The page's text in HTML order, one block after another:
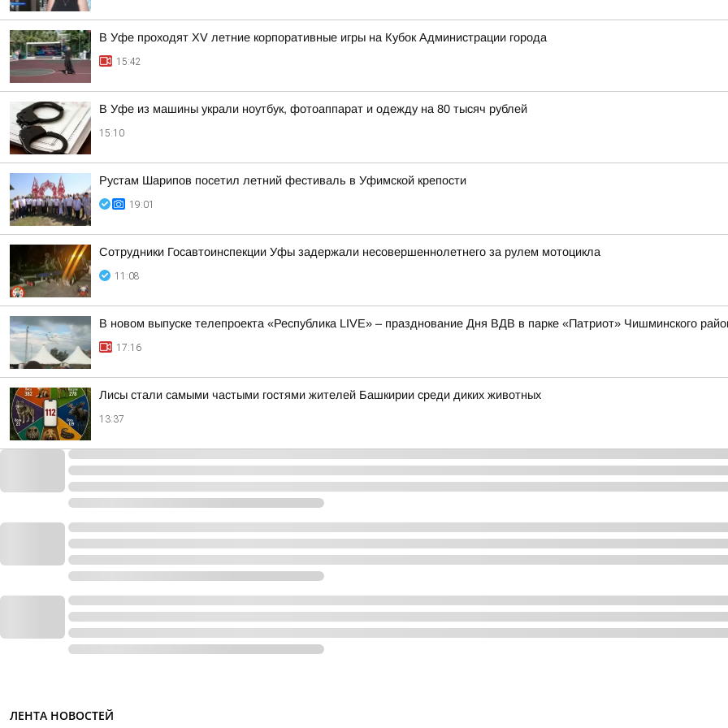
В Уфе проходят XV летние корпоративные игры на Кубок Администрации города
15:42
В Уфе из машины украли ноутбук, фотоаппарат и одежду на 80 тысяч рублей
15:10
Рустам Шарипов посетил летний фестиваль в Уфимской крепости
19:01
Сотрудники Госавтоинспекции Уфы задержали несовершеннолетнего за рулем мотоцикла
11:08
В новом выпуске телепроекта «Республика LIVE» – празднование Дня ВДВ в парке «Патриот» Чишминского
17:16
Лисы стали самыми частыми гостями жителей Башкирии среди диких животных
13:37
ЛЕНТА НОВОСТЕЙ